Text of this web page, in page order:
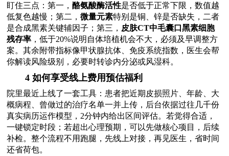
盯住三点：第一，酪氨酸酶活性是否低于正常下限，数值越
低复色越慢；第二，微量元素特别是铜、锌是否缺失，二者
是合成黑素关键辅因子；第三， 皮肤CT中毛囊口黑素细胞
残存率 ，低于20%说明自体培植机会不大，必须及早调整方
案。其余附带指标像甲状腺抗体、免疫系统指数，医生会帮
你解读风险级别，必要时转诊内分泌或风湿科。
4 如何享受线上费用预估福利
院里最近上线了一套工具：患者把近期皮损照片、年龄、大
概病程、曾做过的治疗名单一并上传，后台依据过往几千份
真实病历运作模型，2分钟内给出区间评估。若觉得合适，
一键锁定时段；若超出心理预期，可以先做核心项目，后续
补检。整个流程不用跑腿，先线上对接，再见医生，省时间
还省荷包。